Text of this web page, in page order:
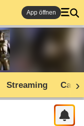
App öffnen
Streaming Cast